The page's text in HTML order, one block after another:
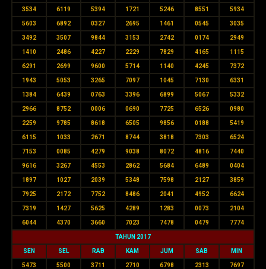
3534 6119 5394 1721 5246 8551 5934
5603 6892 0327 2695 1461 0545 3035
3492 3507 9844 3153 2742 0174 2949
1410 2486 4227 2229 7829 4165 1115
6291 2699 9600 5714 1140 4245 7372
1943 5053 3265 7097 1045 7130 6331
1384 6439 0763 3396 6899 5067 5332
2966 8752 0006 0690 7725 6526 0980
2259 9785 8618 6505 9856 0188 5419
6115 1033 2671 8744 3818 7303 6524
7153 0085 4279 9038 8072 4816 7440
9616 3267 4553 2862 5684 6489 0404
1897 1027 2039 5348 7598 2127 3859
7925 2172 7752 8486 2041 4952 6624
7319 1427 5625 4289 1283 0073 2104
6044 4370 3660 7023 7478 0479 7774
TAHUN 2017
SEN SEL RAB KAM JUM SAB MIN
5473 5500 3711 2710 6798 2313 7697